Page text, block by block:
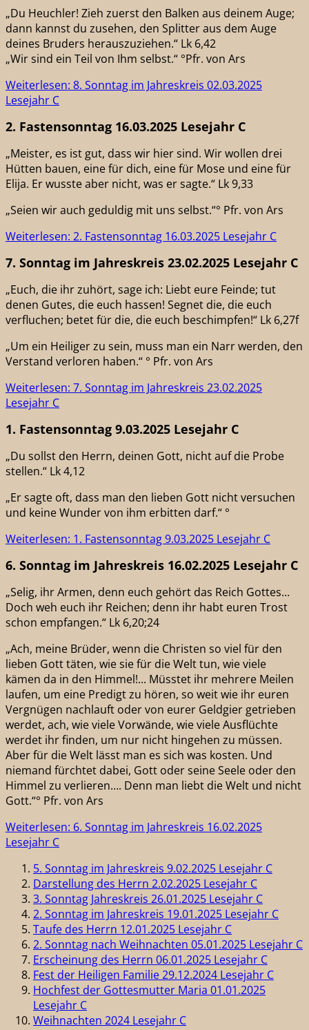
„Du Heuchler! Zieh zuerst den Balken aus deinem Auge;
dann kannst du zusehen, den Splitter aus dem Auge
deines Bruders herauszuziehen.“ Lk 6,42
„Wir sind ein Teil von Ihm selbst.“ °Pfr. von Ars
Weiterlesen: 8. Sonntag im Jahreskreis 02.03.2025
Lesejahr C
2. Fastensonntag 16.03.2025 Lesejahr C
„Meister, es ist gut, dass wir hier sind. Wir wollen drei
Hütten bauen, eine für dich, eine für Mose und eine für
Elija. Er wusste aber nicht, was er sagte.“ Lk 9,33
„Seien wir auch geduldig mit uns selbst.“° Pfr. von Ars
Weiterlesen: 2. Fastensonntag 16.03.2025 Lesejahr C
7. Sonntag im Jahreskreis 23.02.2025 Lesejahr C
„Euch, die ihr zuhört, sage ich: Liebt eure Feinde; tut
denen Gutes, die euch hassen! Segnet die, die euch
verfluchen; betet für die, die euch beschimpfen!“ Lk 6,27f
„Um ein Heiliger zu sein, muss man ein Narr werden, den
Verstand verloren haben.“ ° Pfr. von Ars
Weiterlesen: 7. Sonntag im Jahreskreis 23.02.2025
Lesejahr C
1. Fastensonntag 9.03.2025 Lesejahr C
„Du sollst den Herrn, deinen Gott, nicht auf die Probe
stellen.“ Lk 4,12
„Er sagte oft, dass man den lieben Gott nicht versuchen
und keine Wunder von ihm erbitten darf.“ °
Weiterlesen: 1. Fastensonntag 9.03.2025 Lesejahr C
6. Sonntag im Jahreskreis 16.02.2025 Lesejahr C
„Selig, ihr Armen, denn euch gehört das Reich Gottes...
Doch weh euch ihr Reichen; denn ihr habt euren Trost
schon empfangen.“ Lk 6,20;24
„Ach, meine Brüder, wenn die Christen so viel für den
lieben Gott täten, wie sie für die Welt tun, wie viele
kämen da in den Himmel!... Müsstet ihr mehrere Meilen
laufen, um eine Predigt zu hören, so weit wie ihr euren
Vergnügen nachlauft oder von eurer Geldgier getrieben
werdet, ach, wie viele Vorwände, wie viele Ausflüchte
werdet ihr finden, um nur nicht hingehen zu müssen.
Aber für die Welt lässt man es sich was kosten. Und
niemand fürchtet dabei, Gott oder seine Seele oder den
Himmel zu verlieren…. Denn man liebt die Welt und nicht
Gott.“° Pfr. von Ars
Weiterlesen: 6. Sonntag im Jahreskreis 16.02.2025
Lesejahr C
5. Sonntag im Jahreskreis 9.02.2025 Lesejahr C
Darstellung des Herrn 2.02.2025 Lesejahr C
3. Sonntag Jahreskreis 26.01.2025 Lesejahr C
2. Sonntag im Jahreskreis 19.01.2025 Lesejahr C
Taufe des Herrn 12.01.2025 Lesejahr C
2. Sonntag nach Weihnachten 05.01.2025 Lesejahr C
Erscheinung des Herrn 06.01.2025 Lesejahr C
Fest der Heiligen Familie 29.12.2024 Lesejahr C
Hochfest der Gottesmutter Maria 01.01.2025
Lesejahr C
Weihnachten 2024 Lesejahr C